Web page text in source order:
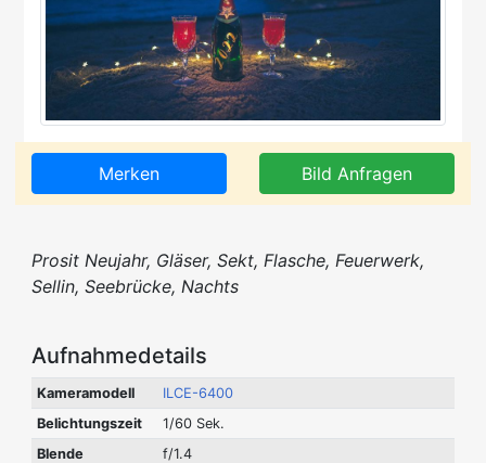
Merken Bild Anfragen
Prosit Neujahr, Gläser, Sekt, Flasche, Feuerwerk,
Sellin, Seebrücke, Nachts
Aufnahmedetails
Kameramodell
ILCE-6400
Belichtungszeit
1/60 Sek.
Blende
f/1.4